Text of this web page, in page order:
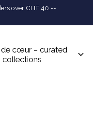
over CHF 40.--
de cœur – curated
collections